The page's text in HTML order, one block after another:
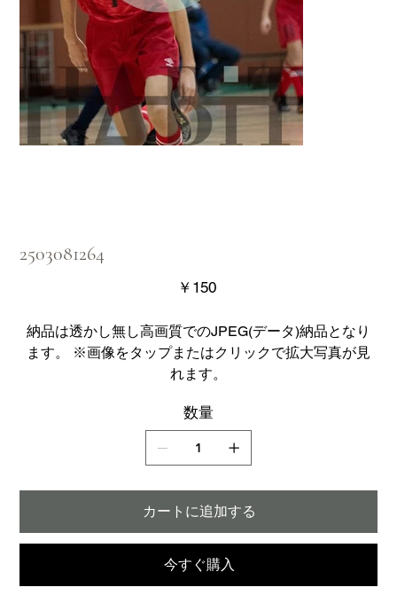
2503081264
価
格
￥150
納品は透かし無し高画質でのJPEG(データ)納品となり
ます。 ※画像をタップまたはクリックで拡大写真が見
れます。
数量
カートに追加する
今すぐ購入